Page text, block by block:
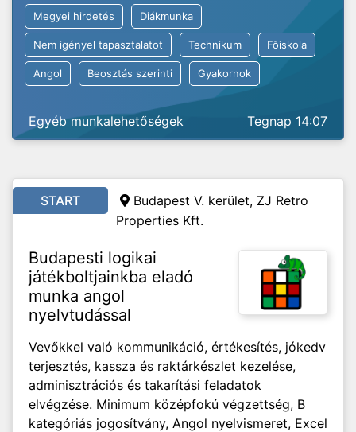
Megyei hirdetés Diákmunka
Nem igényel tapasztalatot Technikum Főiskola
Angol Beosztás szerinti Gyakornok
Egyéb munkalehetőségek Tegnap 14:07
START
Budapest V. kerület, ZJ Retro
Properties Kft.
Budapesti logikai
játékboltjainkba eladó
munka angol
nyelvtudással
Vevőkkel való kommunikáció, értékesítés, jókedv
terjesztés, kassza és raktárkészlet kezelése,
adminisztrációs és takarítási feladatok
elvégzése. Minimum középfokú végzettség, B
kategóriás jogosítvány, Angol nyelvismeret, Excel